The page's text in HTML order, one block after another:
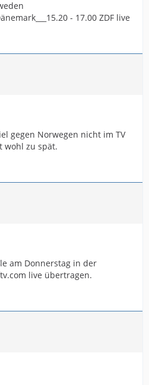
- 17.00 ZDF live
gegen Norwegen nicht im TV
wohl zu spät.
am Donnerstag in der
live übertragen.